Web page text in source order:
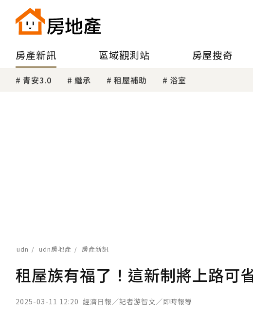
房產新訊 區域觀測站 房屋搜奇
青安3.0 繼承 租屋補助 浴室
udn udn房地產 房產新訊
租屋族有福了！這新制將上路可
2025-03-11 12:20 經濟日報／記者游智文／即時報導